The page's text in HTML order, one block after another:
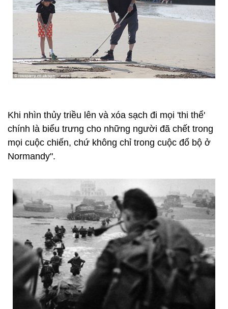
Khi nhìn thủy triều lên và xóa sạch đi mọi 'thi thể'
chính là biểu trưng cho những người đã chết trong
mọi cuộc chiến, chứ không chỉ trong cuộc đổ bộ ở
Normandy".